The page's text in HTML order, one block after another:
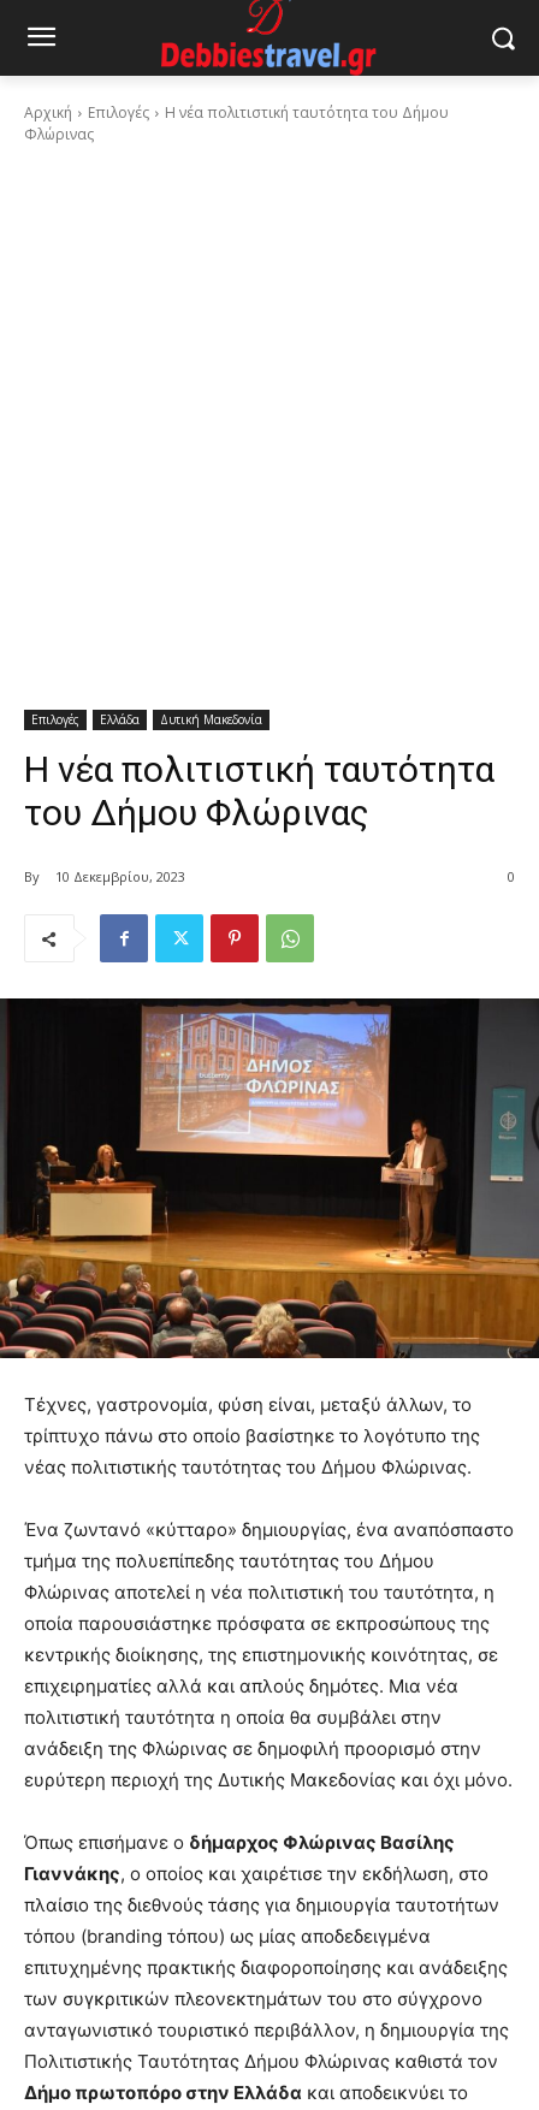
Αρχική Επιλογές
Η νέα πολιτιστική ταυτότητα του Δήμου
Φλώρινας
Επιλογές Ελλάδα Δυτική Μακεδονία
Η νέα πολιτιστική ταυτότητα
του Δήμου Φλώρινας
By 10 Δεκεμβρίου, 2023 0
Τέχνες, γαστρονομία, φύση είναι, μεταξύ άλλων, το
τρίπτυχο πάνω στο οποίο βασίστηκε το λογότυπο της
νέας πολιτιστικής ταυτότητας του Δήμου Φλώρινας.
Ένα ζωντανό «κύτταρο» δημιουργίας, ένα αναπόσπαστο
τμήμα της πολυεπίπεδης ταυτότητας του Δήμου
Φλώρινας αποτελεί η νέα πολιτιστική του ταυτότητα, η
οποία παρουσιάστηκε πρόσφατα σε εκπροσώπους της
κεντρικής διοίκησης, της επιστημονικής κοινότητας, σε
επιχειρηματίες αλλά και απλούς δημότες. Μια νέα
πολιτιστική ταυτότητα η οποία θα συμβάλει στην
ανάδειξη της Φλώρινας σε δημοφιλή προορισμό στην
ευρύτερη περιοχή της Δυτικής Μακεδονίας και όχι μόνο.
Όπως επισήμανε ο δήμαρχος Φλώρινας Βασίλης
Γιαννάκης, ο οποίος και χαιρέτισε την εκδήλωση, στο
πλαίσιο της διεθνούς τάσης για δημιουργία ταυτοτήτων
τόπου (branding τόπου) ως μίας αποδεδειγμένα
επιτυχημένης πρακτικής διαφοροποίησης και ανάδειξης
των συγκριτικών πλεονεκτημάτων του στο σύγχρονο
ανταγωνιστικό τουριστικό περιβάλλον, η δημιουργία της
Πολιτιστικής Ταυτότητας Δήμου Φλώρινας καθιστά τον
Δήμο πρωτοπόρο στην Ελλάδα και αποδεικνύει το